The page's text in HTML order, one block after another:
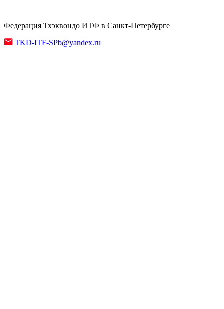
Федерация Тхэквондо ИТФ в Санкт-Петербурге
TKD-ITF-SPb@yandex.ru